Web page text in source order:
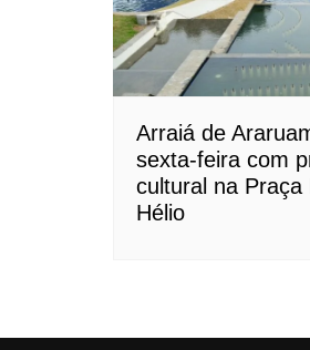
Arraiá de
sexta-feira com
cultural na Praça
Hélio